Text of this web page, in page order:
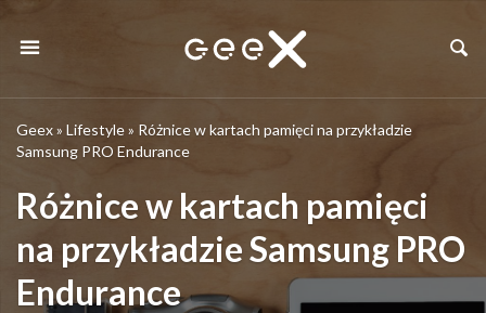
Geex» Lifestyle» Różnice w kartach pamięci na przykładzie
Samsung PRO Endurance
Różnice w kartach pamięci
na przykładzie Samsung PRO
Endurance